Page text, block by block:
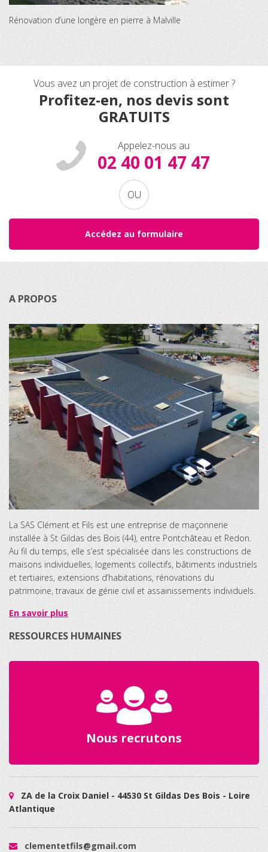
Rénovation d’une longère en pierre à Malville
Vous avez un projet de construction à estimer ?
Profitez-en, nos devis sont
GRATUITS
Appelez-nous au
02 40 01 47 47
OU
Accédez au formulaire
A PROPOS
La SAS Clément et Fils est une entreprise de maçonnerie
installée à St Gildas des Bois (44), entre Pontchâteau et Redon.
Au fil du temps, elle s’est spécialisée dans les constructions de
maisons individuelles, logements collectifs, bâtiments industriels
et tertiaires, extensions d’habitations, rénovations du
patrimoine, travaux de génie civil et assainissements individuels.
En savoir plus
RESSOURCES HUMAINES
Nous recrutons
ZA de la Croix Daniel - 44530 St Gildas Des Bois - Loire
Atlantique
clementetfils@gmail.com